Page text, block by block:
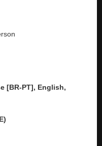
[BR-PT], English,